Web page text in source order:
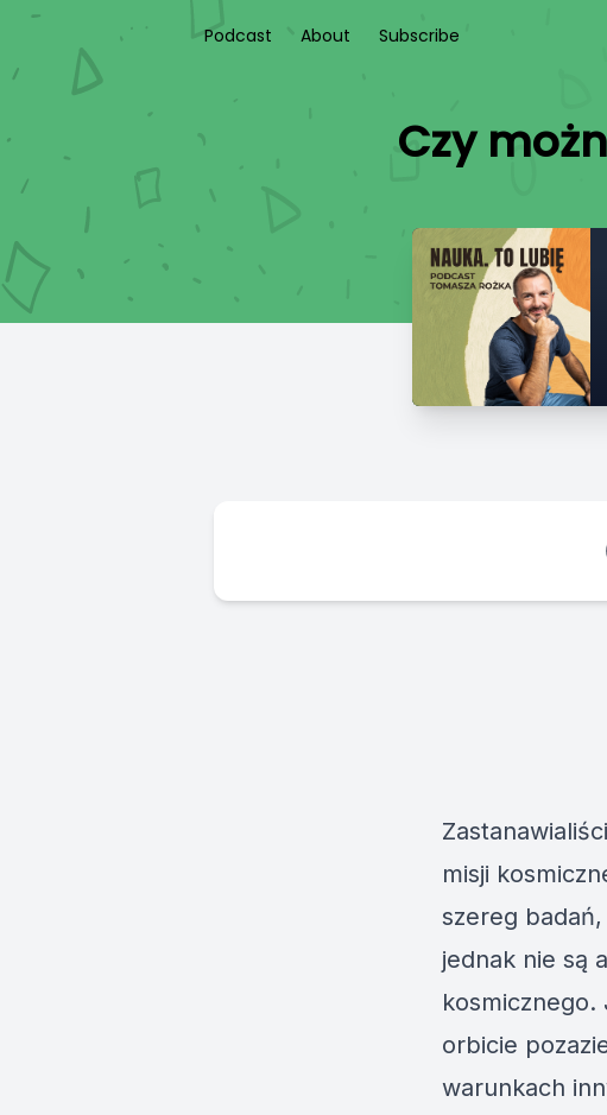
Podcast About Subscribe
Czy
misji
szereg
jednak nie są
kosmicznego.
orbicie
warunkach